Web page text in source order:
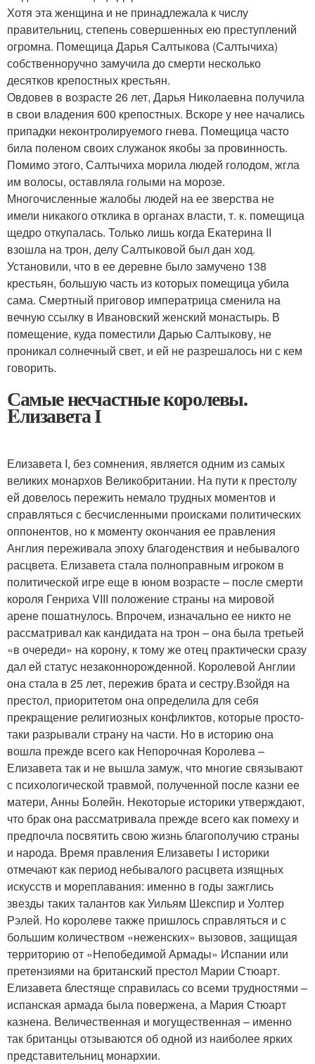
Хотя эта женщина и не принадлежала к числу
правительниц, степень совершенных ею преступлений
огромна. Помещица Дарья Салтыкова (Салтычиха)
собственноручно замучила до смерти несколько
десятков крепостных крестьян.
Овдовев в возрасте 26 лет, Дарья Николаевна получила
в свои владения 600 крепостных. Вскоре у нее начались
припадки неконтролируемого гнева. Помещица часто
била поленом своих служанок якобы за провинность.
Помимо этого, Салтычиха морила людей голодом, жгла
им волосы, оставляла голыми на морозе.
Многочисленные жалобы людей на ее зверства не
имели никакого отклика в органах власти, т. к. помещица
щедро откупалась. Только лишь когда Екатерина II
взошла на трон, делу Салтыковой был дан ход.
Установили, что в ее деревне было замучено 138
крестьян, большую часть из которых помещица убила
сама. Смертный приговор императрица сменила на
вечную ссылку в Ивановский женский монастырь. В
помещение, куда поместили Дарью Салтыкову, не
проникал солнечный свет, и ей не разрешалось ни с кем
говорить.
Самые несчастные королевы.
Eлизавета І
Елизавета I, без сомнения, является одним из самых
великих монархов Великобритании. На пути к престолу
ей довелось пережить немало трудных моментов и
справляться с бесчисленными происками политических
оппонентов, но к моменту окончания ее правления
Англия переживала эпоху благоденствия и небывалого
расцвета. Елизавета стала полноправным игроком в
политической игре еще в юном возрасте – после смерти
короля Генриха VIII положение страны на мировой
арене пошатнулось. Впрочем, изначально ее никто не
рассматривал как кандидата на трон – она была третьей
«в очереди» на корону, к тому же отец практически сразу
дал ей статус незаконнорожденной. Королевой Англии
она стала в 25 лет, пережив брата и сестру.Взойдя на
престол, приоритетом она определила для себя
прекращение религиозных конфликтов, которые просто-
таки разрывали страну на части. Но в историю она
вошла прежде всего как Непорочная Королева –
Елизавета так и не вышла замуж, что многие связывают
с психологической травмой, полученной после казни ее
матери, Анны Болейн. Некоторые историки утверждают,
что брак она рассматривала прежде всего как помеху и
предпочла посвятить свою жизнь благополучию страны
и народа. Время правления Eлизаветы І историки
отмечают как период небывалого расцвета изящных
искусств и мореплавания: именно в годы зажглись
звезды таких талантов как Уильям Шекспир и Уолтер
Рэлей. Но королеве также пришлось справляться и с
большим количеством «неженских» вызовов, защищая
территорию от «Непобедимой Армады» Испании или
претензиями на британский престол Марии Стюарт.
Елизавета блестяще справилась со всеми трудностями –
испанская армада была повержена, а Мария Стюарт
казнена. Величественная и могущественная – именно
так британцы отзываются об одной из наиболее ярких
представительниц монархии.